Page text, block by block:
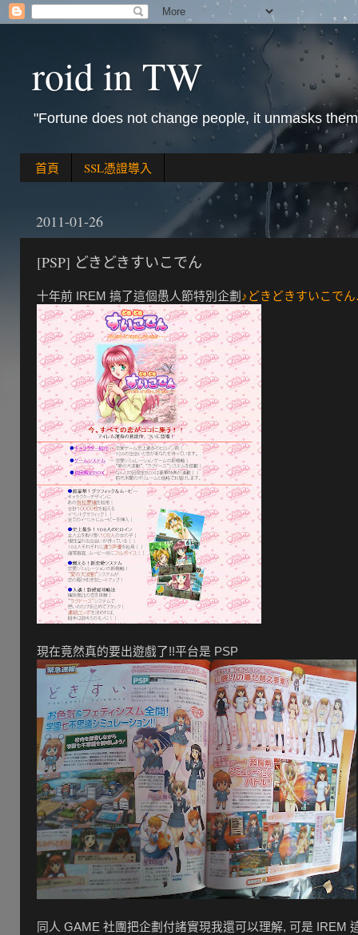
roid in TW
"Fortune does not change people, it unmasks
首頁 SSL憑證導入
2011-01-26
[PSP] どきどきすいこでん
十年前 IREM 搞了這個愚人節特別企劃 ♪どきどきすいこでん
現在竟然真的要出遊戲了!!平台是 PSP
同人 GAME 社團把企劃付諸實現我還可以理解, 可是 IREM